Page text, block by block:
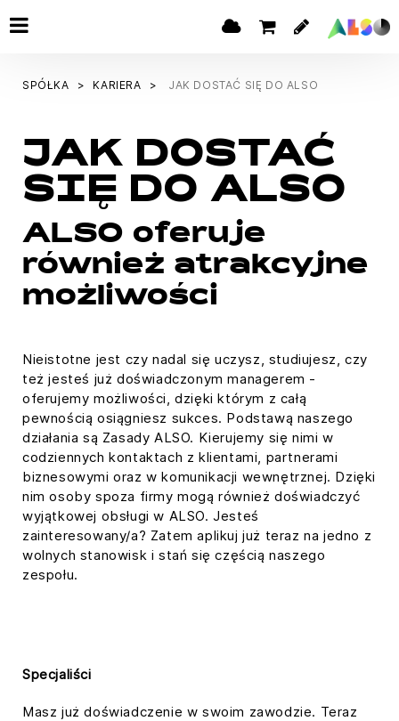
SPÓŁKA KARIERA JAK DOSTAĆ SIĘ DO ALSO
JAK DOSTAĆ
SIĘ DO ALSO
ALSO oferuje
również atrakcyjne
możliwości
Nieistotne jest czy nadal się uczysz, studiujesz, czy
też jesteś już doświadczonym managerem -
oferujemy możliwości, dzięki którym z całą
pewnością osiągniesz sukces. Podstawą naszego
działania są Zasady ALSO. Kierujemy się nimi w
codziennych kontaktach z klientami, partnerami
biznesowymi oraz w komunikacji wewnętrznej. Dzięki
nim osoby spoza firmy mogą również doświadczyć
wyjątkowej obsługi w ALSO. Jesteś
zainteresowany/a? Zatem aplikuj już teraz na jedno z
wolnych stanowisk i stań się częścią naszego
zespołu.
Specjaliści
Masz już doświadczenie w swoim zawodzie. Teraz